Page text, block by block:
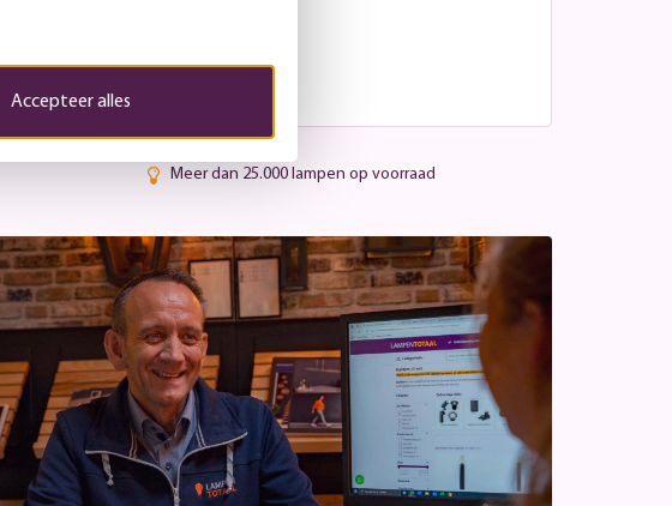
Meer dan 25.000 lampen op voorraad
Accepteer alles